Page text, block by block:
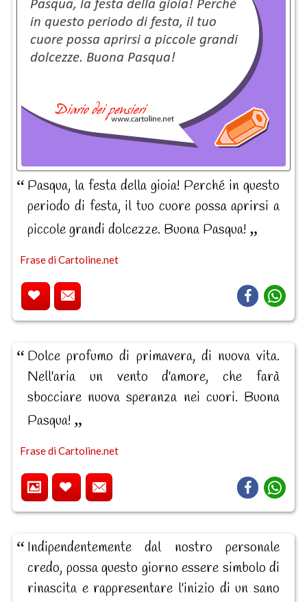
Pasqua, la festa della gioia! Perché in questo
periodo di festa, il tuo cuore possa aprirsi a
piccole grandi dolcezze. Buona Pasqua!
Frase di Cartoline.net
Dolce profumo di primavera, di nuova vita.
Nell'aria un vento d'amore, che farà
sbocciare nuova speranza nei cuori. Buona
Pasqua!
Frase di Cartoline.net
Indipendentemente dal nostro personale
credo, possa questo giorno essere simbolo di
rinascita e rappresentare l'inizio di un sano